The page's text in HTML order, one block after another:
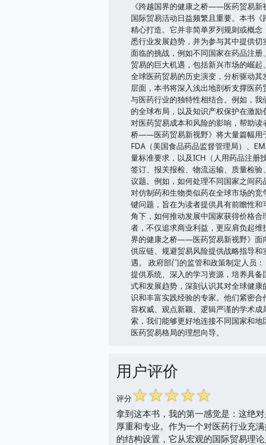
《跨越国界的健康之桥——医药贸易新
国际贸易活动日益频繁且重要。本书
精心打造。它并非简单罗列规则或概
悉行业发展趋势，并为参与其中提供
面临的挑战，例如不同国家在药品注
贸易的巨大机遇，包括新兴市场的崛
全球医药贸易的历史演变，分析驱动
层面，本书将深入浅出地剖析支撑医
与医药行业的独特性相结合。例如，
的全球布局，以及知识产权保护在激
对医药贸易成本和风险的影响，帮助
桥——医药贸易新视野》将大量篇幅用
FDA（美国食品药品监督管理局）、
量标准要求，以及ICH（人用药品注册
签订、报关报检、物流运输、质量检
议题。例如，如何处理不同国家之间
对仿制药和生物类似药在全球市场的
键问题，旨在为读者提供具有前瞻性
角下，如何推动发展中国家获得价格
者，不仅追求商业利益，更应肩负起
界的健康之桥——医药贸易新视野》面
供应链、规避贸易风险提供战略指导
遇。 政府部门的监管和政策制定人员
提供系统、深入的学习资源，培养具
式和发展趋势，深刻认识其对全球健
识和丰富实践经验的专家。他们紧密
容权威、观点新颖、逻辑严谨的学术
索，我们能够更好地连接不同国家和
医药贸易格局的理想向导。
用户评价
评分☆☆☆☆☆
拿到这本书，我的第一感觉是：这绝
厚重和专业。作为一个对医药行业充
的结构设置，它从宏观的国际贸易理